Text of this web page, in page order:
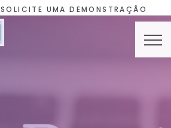
SOLICITE UMA DEMONSTRAÇÃO